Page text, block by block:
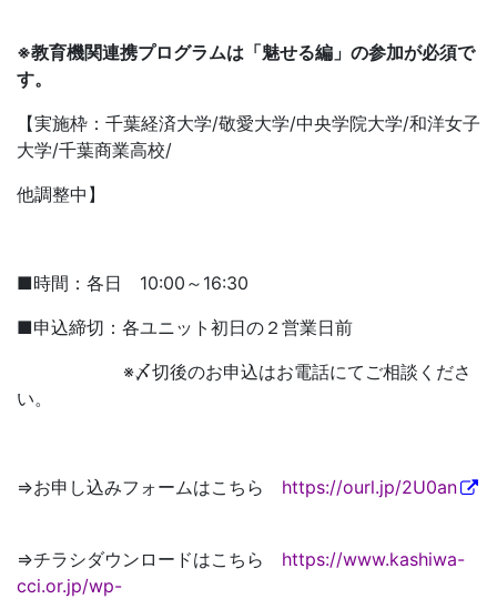
※教育機関連携プログラムは「魅せる編」の参加が必須で
す。
【実施枠：千葉経済大学/敬愛大学/中央学院大学/和洋女子
大学/千葉商業高校/
他調整中】
■時間：各日 10:00～16:30
■申込締切：各ユニット初日の２営業日前
※〆切後のお申込はお電話にてご相談くださ
い。
⇒お申し込みフォームはこちら https://ourl.jp/2U0an
⇒チラシダウンロードはこちら https://www.kashiwa-
cci.or.jp/wp-